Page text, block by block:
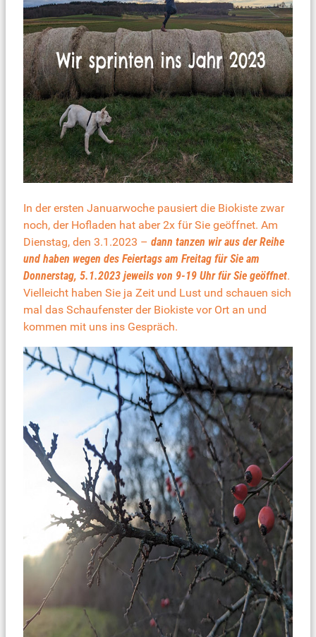
In der ersten Januarwoche pausiert die Biokiste zwar
noch, der Hofladen hat aber 2x für Sie geöffnet. Am
Dienstag, den 3.1.2023 – dann tanzen wir aus der Reihe
und haben wegen des Feiertags am Freitag für Sie am
Donnerstag, 5.1.2023 jeweils von 9-19 Uhr für Sie geöffnet.
Vielleicht haben Sie ja Zeit und Lust und schauen sich
mal das Schaufenster der Biokiste vor Ort an und
kommen mit uns ins Gespräch.